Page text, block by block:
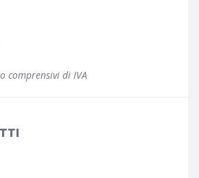
comprensivi di IVA